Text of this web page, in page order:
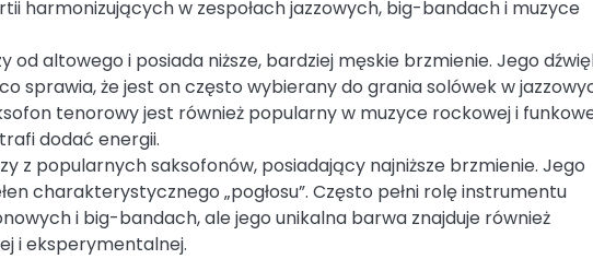
harmonizujących w zespołach jazzowych, big-bandach i muzyce
od altowego i posiada niższe, bardziej męskie brzmienie. Jego
sprawia, że jest on często wybierany do grania solówek w
tenorowy jest również popularny w muzyce rockowej i
dodać energii.
z popularnych saksofonów, posiadający najniższe brzmienie. Jego
charakterystycznego „pogłosu”. Często pełni rolę instrumentu
i big-bandach, ale jego unikalna barwa znajduje również
i eksperymentalnej.